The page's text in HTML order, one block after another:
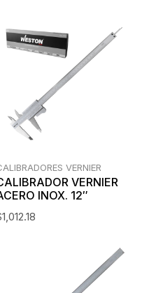
VERNIER
VERNIER
INOX. 12″
1,012.18